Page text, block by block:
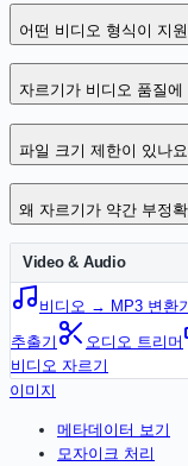
어떤 비디오 형식이 지
자르기가 비디오 품질
파일 크기 제한이 있나
왜 자르기가 약간 부정
Video & Audio
비디오 → MP3 변환
추출기
오디오 트리머
비디오 자르기
이미지
메타데이터 보기
모자이크 처리